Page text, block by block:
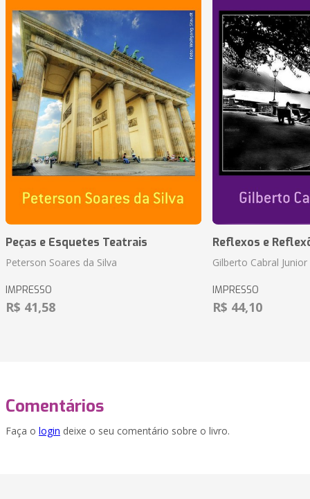
Peças e Esquetes Teatrais
Peterson Soares da Silva
IMPRESSO
R$ 41,58
Reflexos e
Gilberto Cabral Junior
IMPRESSO
R$ 44,10
Comentários
Faça o login deixe o seu comentário sobre o livro.